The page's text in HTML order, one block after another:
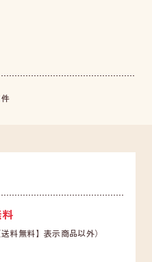
件
料無料】表示商品以外）